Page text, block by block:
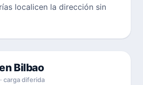
localicen la dirección sin
Bilbao
carga diferida